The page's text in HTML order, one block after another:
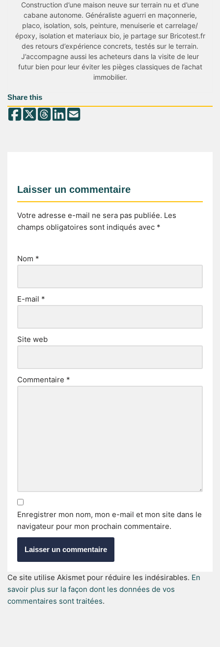
Construction d’une maison neuve sur terrain nu et d’une
cabane autonome. Généraliste aguerri en maçonnerie,
placo, isolation, sols, peinture, menuiserie et carrelage/
époxy, isolation et materiaux bio, je partage sur Bricotest.fr
des retours d’expérience concrets, testés sur le terrain.
J’accompagne aussi les acheteurs dans la visite de leur
futur bien pour leur éviter les pièges classiques de l’achat
immobilier.
Share this
Laisser un commentaire
Votre adresse e-mail ne sera pas publiée. Les
champs obligatoires sont indiqués avec *
Nom *
E-mail *
Site web
Commentaire *
Enregistrer mon nom, mon e-mail et mon site dans le
navigateur pour mon prochain commentaire.
Ce site utilise Akismet pour réduire les indésirables. En
savoir plus sur la façon dont les données de vos
commentaires sont traitées.